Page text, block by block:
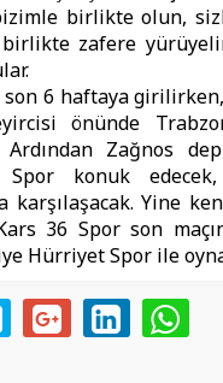
birlikte olun,
zafere
son 6 haftaya
önünde
Ardından Zağnos
Spor konuk
karşılaşacak. Yine
36 Spor son
Hürriyet Spor ile